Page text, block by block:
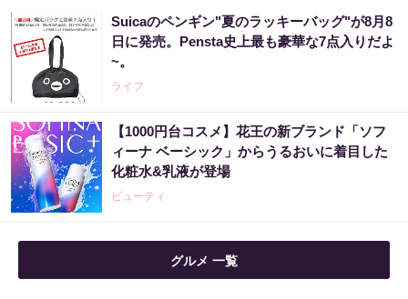
Suicaのペンギン"夏のラッキーバッグ"が8月8
日に発売。Pensta史上最も豪華な7点入りだよ
~。
ライフ
【1000円台コスメ】花王の新ブランド「ソフ
ィーナ ベーシック」からうるおいに着目した
化粧水&乳液が登場
ビューティ
グルメ 一覧